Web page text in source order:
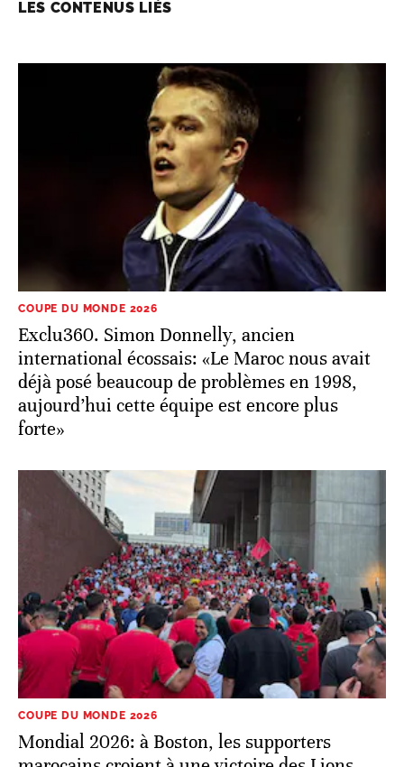
LES CONTENUS LIÉS
COUPE DU MONDE 2026
Exclu360. Simon Donnelly, ancien
international écossais: «Le Maroc nous avait
déjà posé beaucoup de problèmes en 1998,
aujourd’hui cette équipe est encore plus
forte»
COUPE DU MONDE 2026
Mondial 2026: à Boston, les supporters